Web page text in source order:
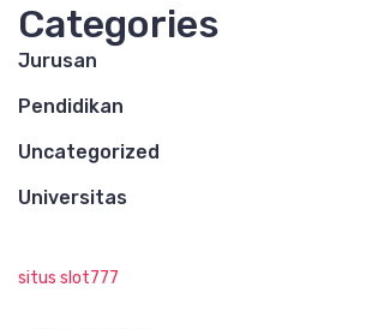
Categories
Jurusan
Pendidikan
Uncategorized
Universitas
situs slot777